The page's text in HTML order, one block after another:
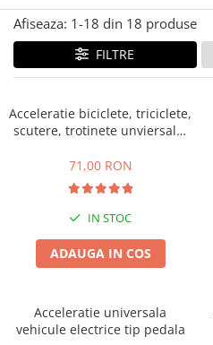
➔ Cu 2 Locuri
➔ Acoperita
➔ Adulti - Fara permis
➔ Adulti - 2 Locuri
➔ Cu 3 Roti
➔ Cu Cabina fara Permis
➔ Cu Cabina Inchisa
➔ Cu Remorca
➔ Cu Remorca Fara Permis
➔ Cu Volan
➔ 4000W
⬇ MARCI
Afiseaza: 1-18 din 18 produse
FILTRE
Acceleratie biciclete, triciclete,
scutere, trotinete unviersala,
71,00 RON
IN STOC
ADAUGA IN COS
Acceleratie universala
vehicule electrice tip pedala